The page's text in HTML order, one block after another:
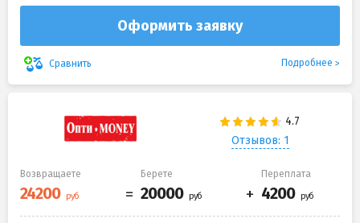
Оформить заявку
Сравнить Подробнее
Отзывов: 1
Возвращаете Берете Переплата